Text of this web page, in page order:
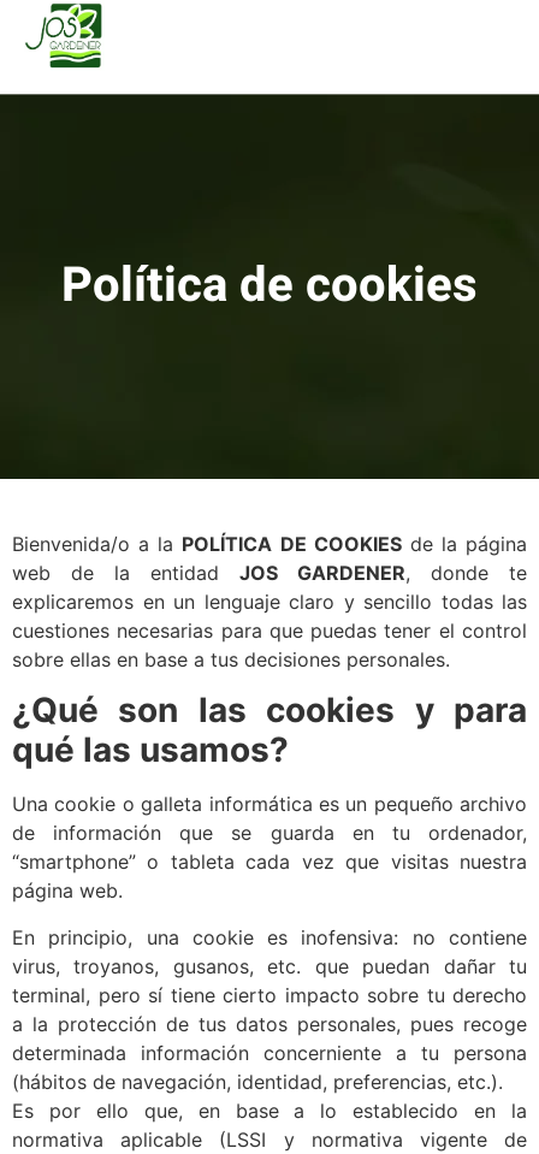
Política de cookies
Bienvenida/o a la POLÍTICA DE COOKIESde la página
web de la entidad JOS GARDENER, donde te
explicaremos en un lenguaje claro y sencillo todas las
cuestiones necesarias para que puedas tener el control
sobre ellas en base a tus decisiones personales.
¿Qué son las cookies y para
qué las usamos?
Una cookie o galleta informática es un pequeño archivo
de información que se guarda en tu ordenador,
“smartphone” o tableta cada vez que visitas nuestra
página web.
En principio, una cookie es inofensiva: no contiene
virus, troyanos, gusanos, etc. que puedan dañar tu
terminal, pero sí tiene cierto impacto sobre tu derecho
a la protección de tus datos personales, pues recoge
determinada información concerniente a tu persona
(hábitos de navegación, identidad, preferencias, etc.).
Es por ello que, en base a lo establecido en la
normativa aplicable (LSSI y normativa vigente de